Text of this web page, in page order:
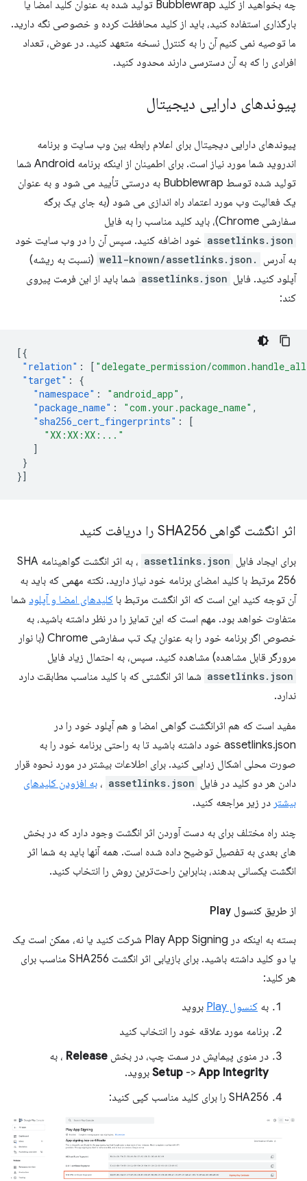
چه بخواهید از کلید Bubblewrap تولید شده به عنوان کلید امضا یا
بارگذاری استفاده کنید، باید از کلید محافظت کرده و خصوصی نگه دارید.
ما توصیه نمی کنیم آن را به کنترل نسخه متعهد کنید. در عوض، تعداد
افرادی را که به آن دسترسی دارند محدود کنید.
پیوندهای دارایی دیجیتال
پیوندهای دارایی دیجیتال برای اعلام رابطه بین وب سایت و برنامه
اندروید شما مورد نیاز است. برای اطمینان از اینکه برنامه Android شما
تولید شده توسط Bubblewrap به درستی تأیید می شود و به عنوان
یک فعالیت وب مورد اعتماد راه اندازی می شود (به جای یک برگه
سفارشی Chrome)، باید کلید مناسب را به فایل
assetlinks.json خود اضافه کنید. سپس آن را در وب سایت خود
به آدرس
.well-known/assetlinks.json
(نسبت به ریشه)
آپلود کنید. فایل assetlinks.json شما باید از این فرمت پیروی
کند:
[{
"relation" : [ "delegate_permission/
"target" :
{
"namespace" : "android_app" ,
"package_name" : "com.your.package_name" ,
"sha256_cert_fingerprints" :
[
"XX:XX:XX:..."
]
}
}]
اثر انگشت گواهی SHA256 را دریافت کنید
برای ایجاد فایل assetlinks.json
، به اثر انگشت گواهینامه SHA
256 مرتبط با کلید امضای برنامه خود نیاز دارید. نکته مهمی که باید به
آن توجه کنید این است که اثر انگشت مرتبط با کلیدهای امضا و آپلود شما
متفاوت خواهد بود. مهم است که این تمایز را در نظر داشته باشید، به
خصوص اگر برنامه خود را به عنوان یک تب سفارشی Chrome (با نوار
مرورگر قابل مشاهده) مشاهده کنید. سپس، به احتمال زیاد فایل
assetlinks.json شما اثر انگشتی که با کلید مناسب مطابقت دارد
ندارد.
مفید است که هم اثرانگشت گواهی امضا و هم آپلود خود را در
assetlinks.json خود داشته باشید تا به راحتی برنامه خود را به
صورت محلی اشکال زدایی کنید. برای اطلاعات بیشتر در مورد نحوه قرار
دادن هر دو کلید در فایل assetlinks.json ، به افزودن کلیدهای
بیشتر در زیر مراجعه کنید.
چند راه مختلف برای به دست آوردن اثر انگشت وجود دارد که در بخش
های بعدی به تفصیل توضیح داده شده است. همه آنها باید به شما اثر
انگشت یکسانی بدهند، بنابراین راحت‌ترین روش را انتخاب کنید.
از طریق کنسول Play
بسته به اینکه در Play App Signing شرکت کنید یا نه، ممکن است یک
یا دو کلید داشته باشید. برای بازیابی اثر انگشت SHA256 مناسب برای
هر کلید:
به کنسول Play
بروید
برنامه مورد علاقه خود را انتخاب کنید
در منوی پیمایش در سمت چپ، در بخش Release ، به
Setup ->App Integrity
بروید.
SHA256 را برای کلید مناسب کپی کنید: